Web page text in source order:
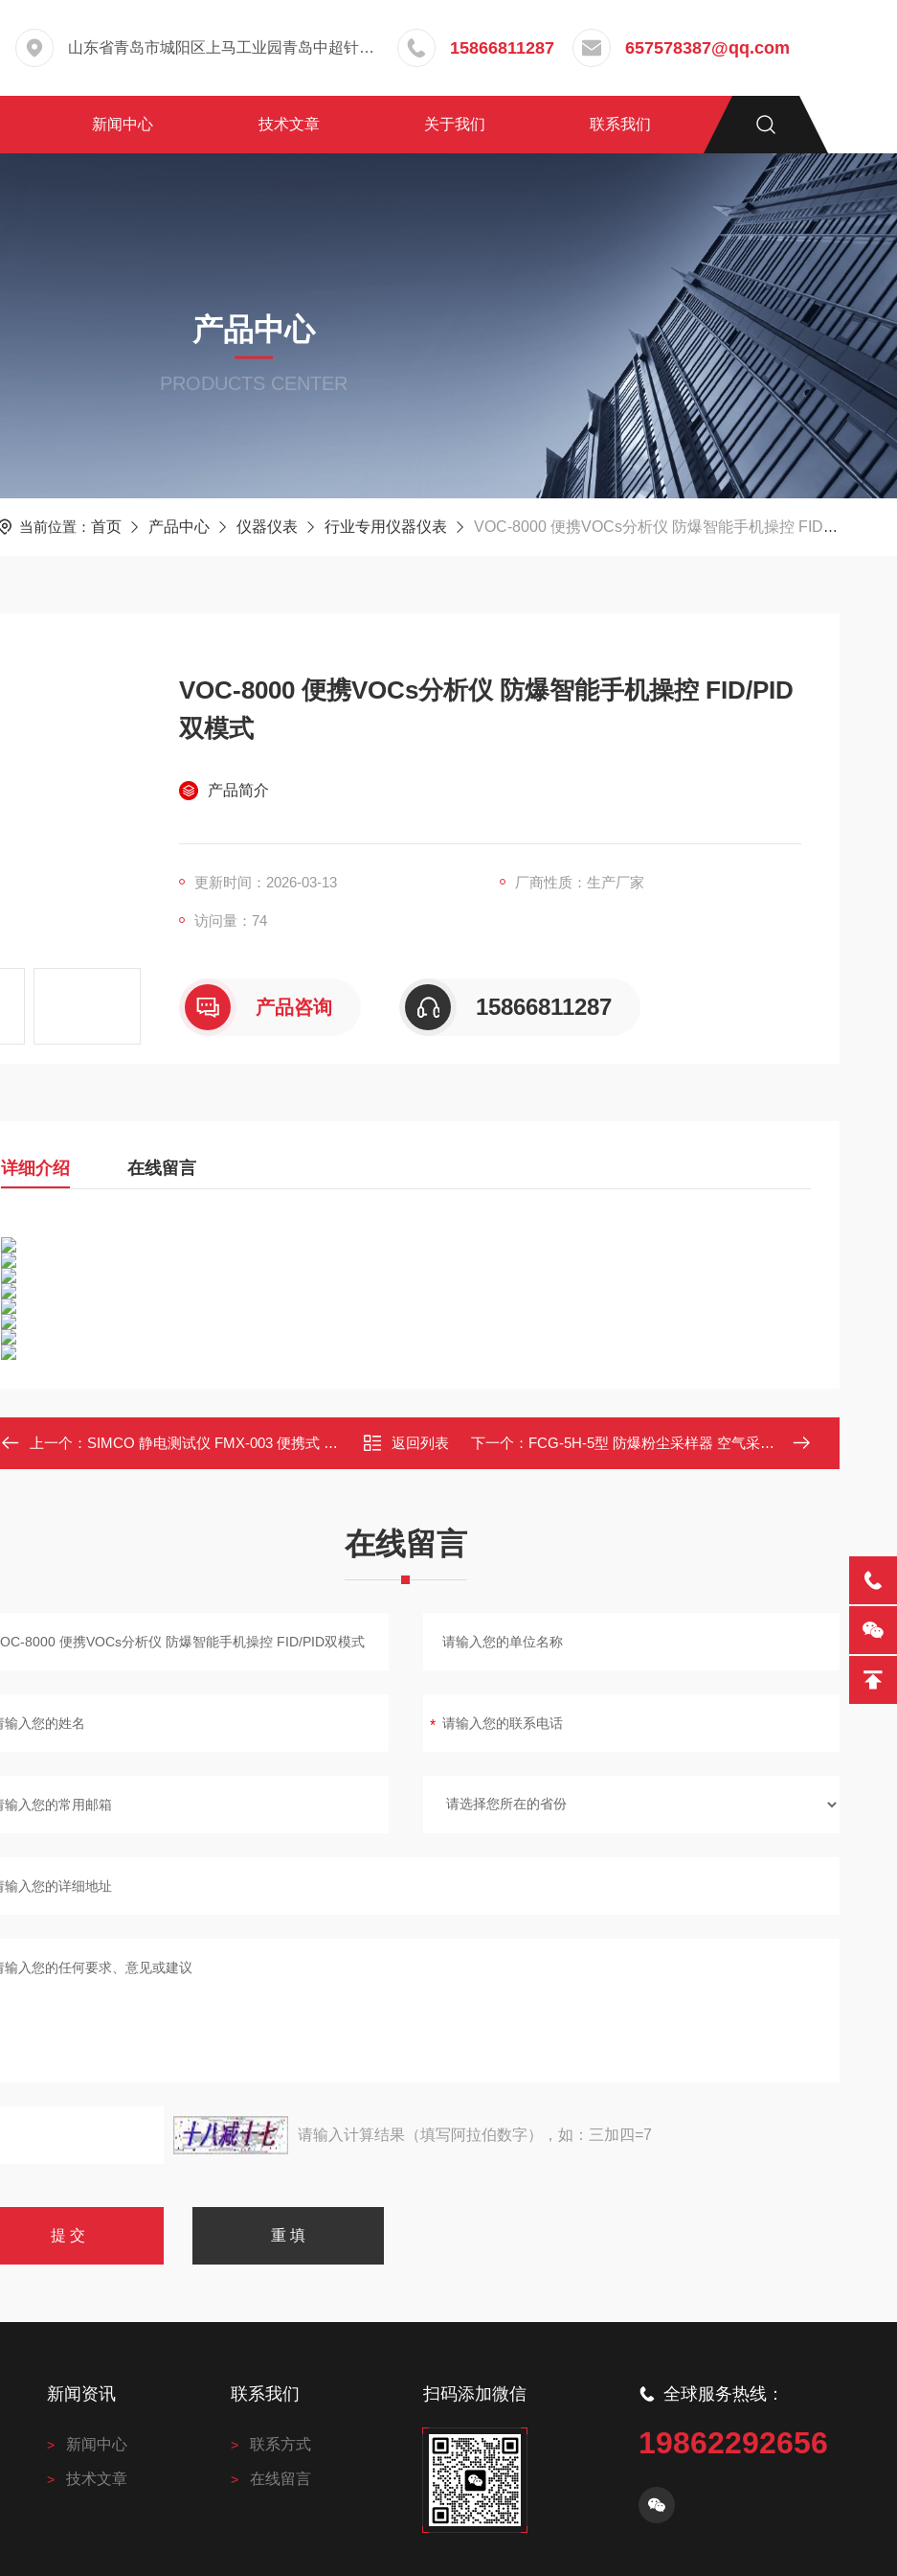
山东省青岛市城阳区上马工业园青岛中超针织有限公司院内东办公楼三层 15866811287 657578387@qq.com
新闻中心 技术文章 关于我们 联系我们
产品中心
PRODUCTS CENTER
当前位置： 首页 产品中心 仪器仪表 行业专用仪器仪表 VOC-8000 便携VOCs分析仪 防爆智能手机操控 FID/PID双模式
VOC-8000 便携VOCs分析仪 防爆智能手机操控 FID/PID
双模式
产品简介
更新时间：2026-03-13 厂商性质：生产厂家
访问量：74
产品咨询 15866811287
详细介绍 在线留言
上一个： SIMCO 静电测试仪 FMX-003 便携式 数字显示 双模式测量 返回列表 下一个： FCG-5H-5型 防爆粉尘采样器 空气采样仪 便携式电子恒流 多模式定时
在线留言
请输入计算结果（填写阿拉伯数字），如：三加四=7
新闻资讯
新闻中心
技术文章
联系我们
联系方式
在线留言
扫码添加微信 全球服务热线：
19862292656